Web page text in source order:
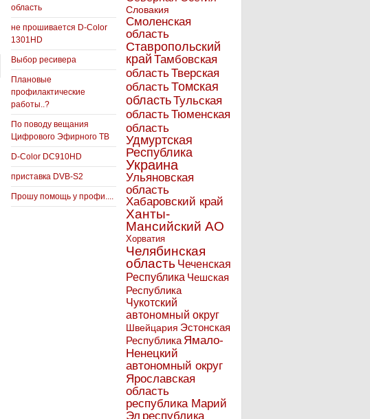
область
не прошивается D-Color
1301HD
Выбор ресивера
Плановые
профилактические
работы..?
По поводу вещания
Цифрового Эфирного ТВ
D-Color DC910HD
приставка DVB-S2
Прошу помощь у профи....
Словакия
Смоленская
область
Ставропольский
край Тамбовская
областьТверская
областьТомская
областьТульская
областьТюменская
область
Удмуртская
Республика
Украина
Ульяновская
область
Хабаровский край
Ханты-
Мансийский АО
Хорватия
Челябинская
область Чеченская
Республика Чешская
Республика
Чукотский
автономный округ
Швейцария Эстонская
Республика Ямало-
Ненецкий
автономный округ
Ярославская
область
республика Марий
Эл республика